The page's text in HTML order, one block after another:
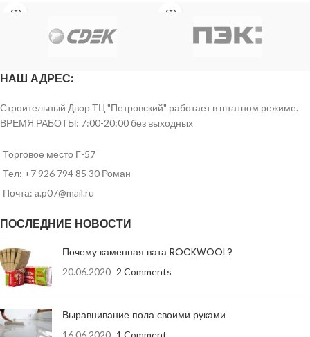
Толщина
Ширина
Допустимые
по ширине и длине
до 3 мм в меньшую
Влагостойкость Да
маркировку
ПК-2500х1200х12,5
поддоне
40 шт
Материал основы Водная
НАШ АДРЕС:
Строительный Двор ТЦ "Петровский" работает в штатном режиме.
ВРЕМЯ РАБОТЫ: 7:00-20:00 без выходных
Торговое место Г-57
Тел: +7 926 794 85 30 Роман
Почта: a.p07@mail.ru
ПОСЛЕДНИЕ НОВОСТИ
Почему каменная вата ROCKWOOL?
20.06.2020 2 Comments
Выравнивание пола своими руками
16.06.2020 1 Comment